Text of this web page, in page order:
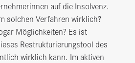
auf die Insolvenz.
solchen Verfahren wirklich?
Möglichkeiten? Es ist
Restrukturierungstool des
wirklich kann. Im aktiven